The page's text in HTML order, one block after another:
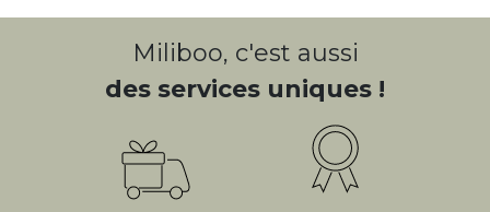
Miliboo, c'est aussi
des services uniques !